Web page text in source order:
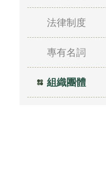
法律制度
專有名詞
組織團體